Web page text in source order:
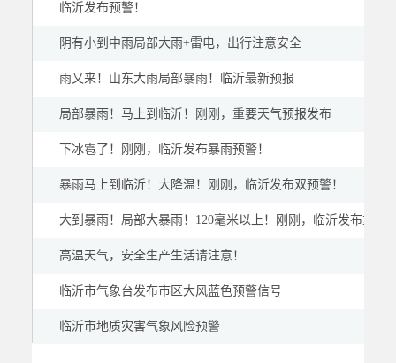
临沂发布预警！
阴有小到中雨局部大雨+雷电，出行注意安全
雨又来！山东大雨局部暴雨！临沂最新预报
局部暴雨！马上到临沂！刚刚，重要天气预报发布
下冰雹了！刚刚，临沂发布暴雨预警！
暴雨马上到临沂！大降温！刚刚，临沂发布双预警！
大到暴雨！局部大暴雨！120毫米以上！刚刚，临沂发布重要
高温天气，安全生产生活请注意！
临沂市气象台发布市区大风蓝色预警信号
临沂市地质灾害气象风险预警